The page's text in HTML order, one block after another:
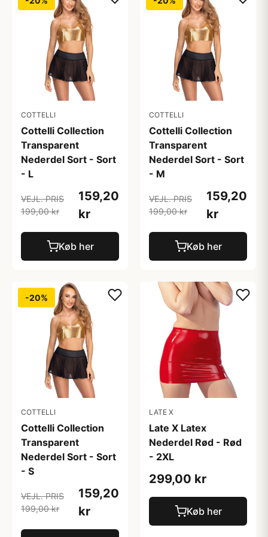
COTTELLI
Cottelli Collection
Transparent
Nederdel Sort - Sort
- L
VEJL. PRIS
199,00 kr
159,20
kr
Køb her
COTTELLI
Cottelli Collection
Transparent
Nederdel Sort - Sort
- M
VEJL. PRIS
199,00 kr
159,20
kr
Køb her
-20%
COTTELLI
Cottelli Collection
Transparent
Nederdel Sort - Sort
- S
VEJL. PRIS
199,00 kr
159,20
kr
LATE X
Late X Latex
Nederdel Rød - Rød
- 2XL
299,00 kr
Køb her